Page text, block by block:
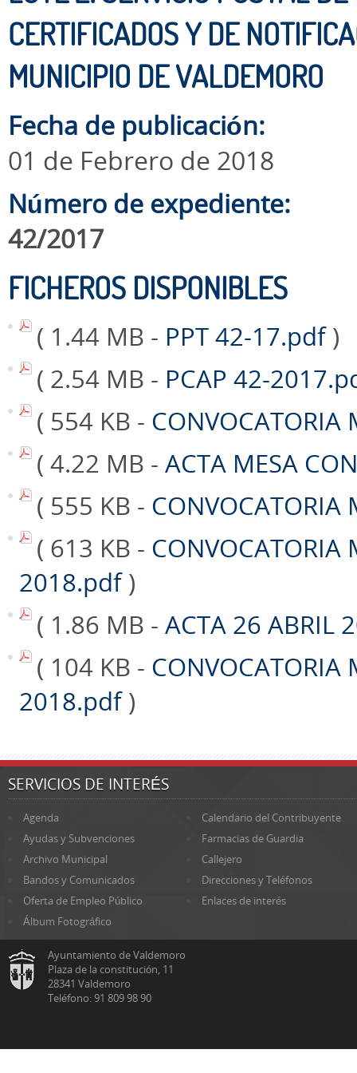
CERTIFICADOS Y DE
MUNICIPIO DE VALDEMORO
Fecha de publicación:
01 de Febrero de 2018
Número de expediente:
42/2017
FICHEROS DISPONIBLES
( 1.44 MB - PPT 42-17.pdf)
( 2.54 MB - PCAP 42-
( 554 KB -
( 4.22 MB - ACTA MESA
( 555 KB -
( 613 KB - CONVOCATORIA
2018.pdf)
( 1.86 MB - ACTA 26 ABRIL
( 104 KB - CONVOCATORIA
2018.pdf)
SERVICIOS DE INTERÉS
Agenda
Calendario del Contribuyente
Ayudas y Subvenciones
Farmacias de Guardia
Archivo Municipal
Callejero
Bandos y Comunicados
Direcciones y Teléfonos
Oferta de Empleo Público
Enlaces de interés
Álbum Fotográfico
Ayuntamiento de Valdemoro
Plaza de la constitución, 11
28341 Valdemoro
Teléfono: 91 809 98 90